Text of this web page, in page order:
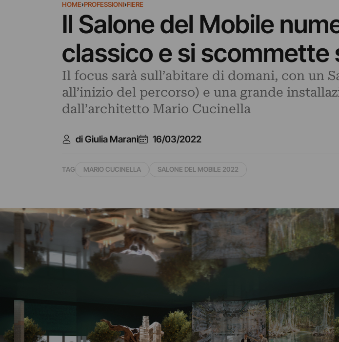
HOME›PROFESSIONI›FIERE
Il Salone del Mobile
classico e si scommette
Il focus sarà sull’abitare di domani, con un
all’inizio del percorso) e una grande
dall’architetto Mario Cucinella
di Giulia Marani 16/03/2022
TAG MARIO CUCINELLA SALONE DEL MOBILE 2022